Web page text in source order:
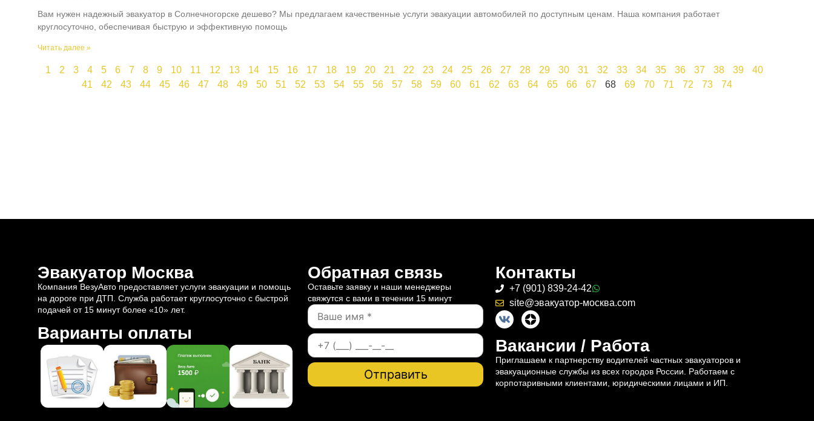
Вам нужен надежный эвакуатор в Солнечногорске дешево? Мы предлагаем качественные услуги эвакуации автомобилей по доступным ценам. Наша компания работает
круглосуточно, обеспечивая быструю и эффективную помощь
Читать далее »
1 2 3 4 5 6 7 8 9 10 11 12 13 14 15 16 17 18 19 20 21 22 23 24 25 26 27 28 29 30 31 32 33 34 35 36 37 38 39
40
41
42 43 44 45 46 47 48 49 50 51 52 53 54 55 56 57 58 59 60 61 62 63 64 65 66 67 68 69 70 71 72 73 74
Эвакуатор Москва
Компания ВезуАвто предоставляет услуги эвакуации и помощь
на дороге при ДТП. Служба работает круглосуточно с быстрой
подачей от 15 минут более «10» лет.
Варианты оплаты
Обратная связь
Оставьте заявку и наши менеджеры
свяжутся с вами в течении 15 минут
Контакты
+7 (901) 839-24-42
site@эвакуатор-москва.com
Вакансии / Работа
Приглашаем к партнерству водителей частных эвакуаторов и
эвакуационные службы из всех городов России. Работаем с
корпотаривными клиентами, юридическими лицами и ИП.